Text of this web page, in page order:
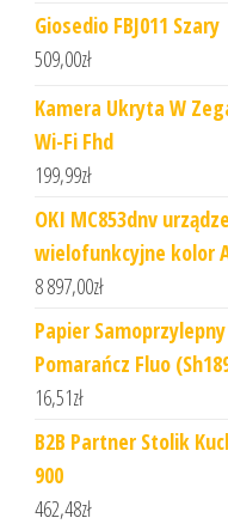
Giosedio FBJ011 Szary
509,00zł
Kamera Ukryta W
Wi-Fi Fhd
199,99zł
OKI MC853dnv
wielofunkcyjne kolor
8 897,00zł
Papier
Pomarańcz Fluo
16,51zł
B2B Partner Stolik
900
462,48zł